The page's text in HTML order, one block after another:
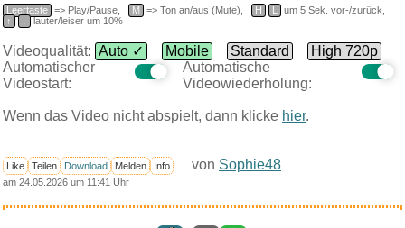
Leertaste => Play/Pause, M => Ton an/aus (Mute), H L
um 5 Sek. vor-/zurück,
↑
↓ lauter/leiser um 10%
Videoqualität: Auto ✓ Mobile Standard
High 720p
Automatischer
Videostart:
Automatische
Videowiederholung:
Wenn das Video nicht abspielt, dann klicke hier.
Like Teilen Download Melden Info von Sophie48
am 24.05.2026 um 11:41 Uhr